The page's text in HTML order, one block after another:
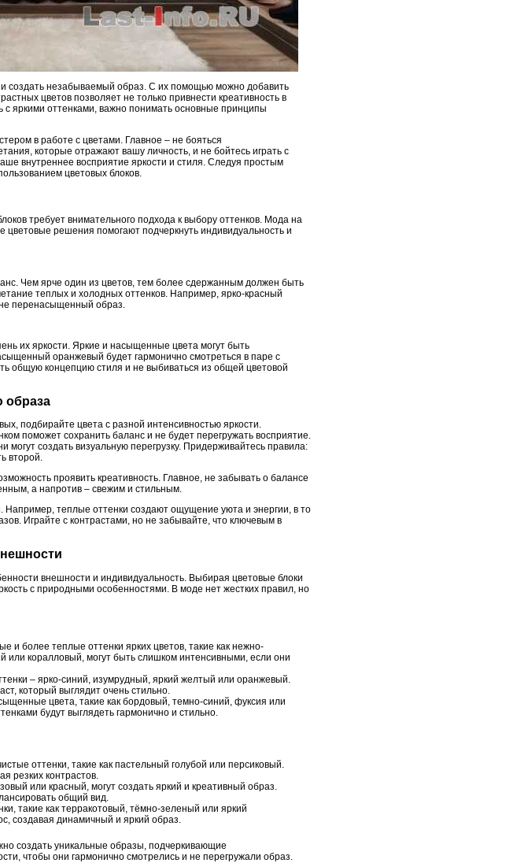
создать незабываемый образ. С их помощью можно добавить
цветов позволяет не только привнести креативность в
с яркими оттенками, важно понимать основные принципы
в работе с цветами. Главное – не бояться
которые отражают вашу личность, и не бойтесь играть с
внутреннее восприятие яркости и стиля. Следуя простым
цветовых блоков.
требует внимательного подхода к выбору оттенков. Мода на
цветовые решения помогают подчеркнуть индивидуальность и
Чем ярче один из цветов, тем более сдержанным должен быть
теплых и холодных оттенков. Например, ярко-красный
перенасыщенный образ.
их яркости. Яркие и насыщенные цвета могут быть
оранжевый будет гармонично смотреться в паре с
общую концепцию стиля и не выбиваться из общей цветовой
образа
подбирайте цвета с разной интенсивностью яркости.
поможет сохранить баланс и не будет перегружать восприятие.
могут создать визуальную перегрузку. Придерживайтесь правила:
второй.
проявить креативность. Главное, не забывать о балансе
а напротив – свежим и стильным.
Например, теплые оттенки создают ощущение уюта и энергии, в то
Играйте с контрастами, но не забывайте, что ключевым в
внешности и индивидуальность. Выбирая цветовые блоки
с природными особенностями. В моде нет жестких правил, но
и более теплые оттенки ярких цветов, такие как нежно-
коралловый, могут быть слишком интенсивными, если они
– ярко-синий, изумрудный, яркий желтый или оранжевый.
который выглядит очень стильно.
цвета, такие как бордовый, темно-синий, фуксия или
будут выглядеть гармонично и стильно.
оттенки, такие как пастельный голубой или персиковый.
резких контрастов.
или красный, могут создать яркий и креативный образ.
общий вид.
такие как терракотовый, тёмно-зеленый или яркий
создавая динамичный и яркий образ.
создать уникальные образы, подчеркивающие
чтобы они гармонично смотрелись и не перегружали образ.